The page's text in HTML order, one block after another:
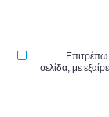
Επιτρέπω
σελίδα, με